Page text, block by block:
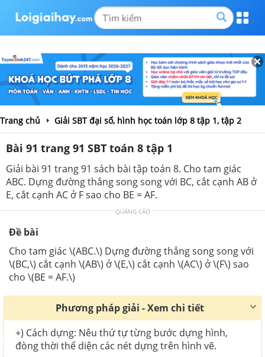
Trang chủ Giải SBT đại số, hình học toán lớp 8 tập 1, tập 2
Bài 91 trang 91 SBT toán 8 tập 1
Giải bài 91 trang 91 sách bài tập toán 8. Cho tam giác
ABC. Dựng đường thẳng song song với BC, cắt cạnh AB ở
E, cắt cạnh AC ở F sao cho BE = AF.
QUẢNG CÁO
Đề bài
Cho tam giác \(ABC.\) Dựng đường thẳng song song với
\(BC,\) cắt cạnh \(AB\) ở \(E,\) cắt cạnh \(AC\) ở \(F\) sao
cho \(BE = AF.\)
Phương pháp giải - Xem chi tiết
+) Cách dựng: Nêu thứ tự từng bước dựng hình,
đòng thời thể diện các nét dựng trên hình vẽ.